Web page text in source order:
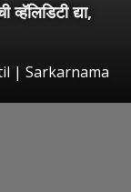
द्या,
| Sarkarnama